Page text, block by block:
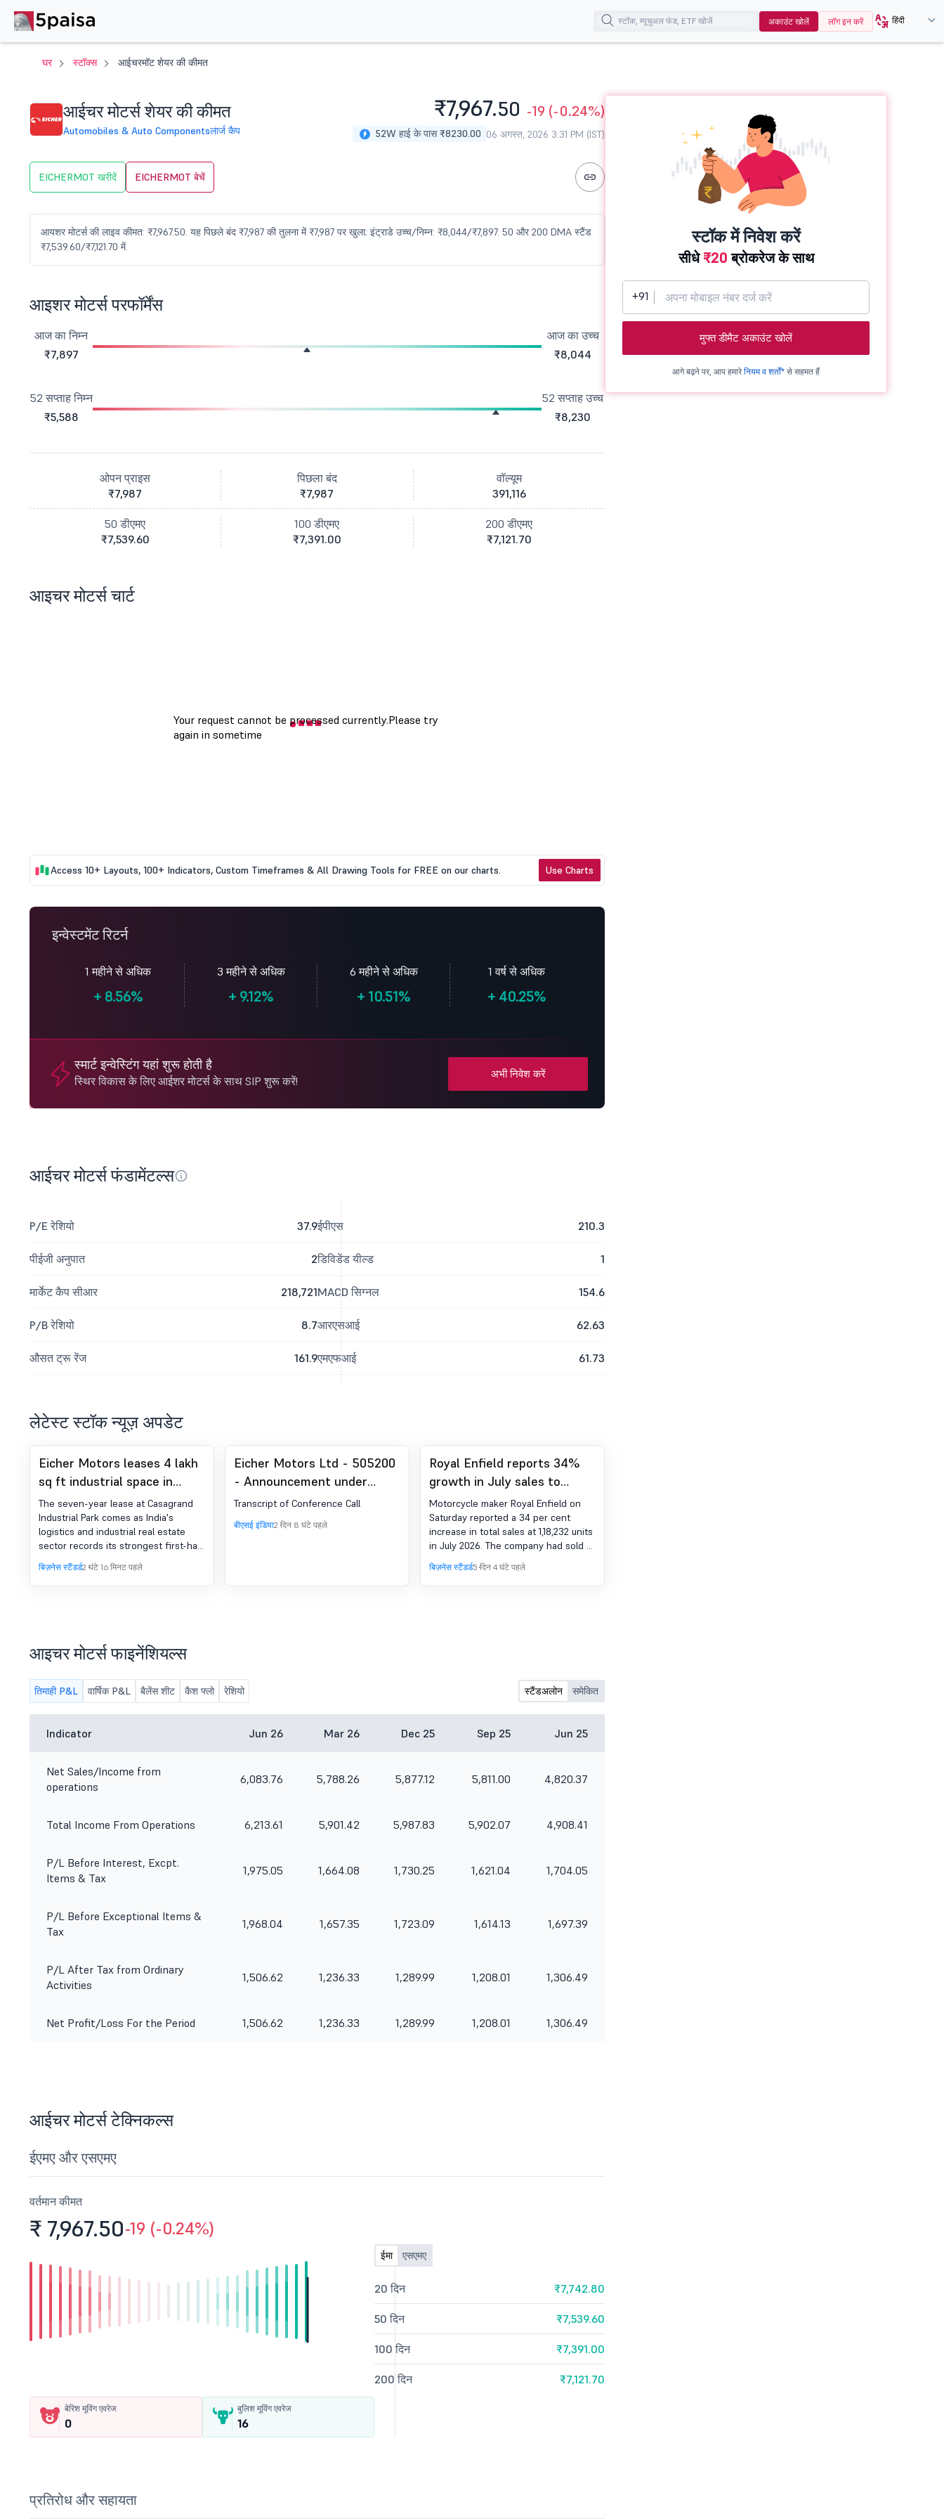
अकाउंट खोलें लॉग इन करें हिंदी
घर स्टॉक्स आईचरमॉट शेयर की कीमत
आईचर मोटर्स शेयर की कीमत
Automobiles & Auto Componentsलार्ज कैप
₹7,967.50 -19 (-0.24%)
52W हाई के पास ₹8230.00 06 अगस्त, 2026 3:31 PM (IST)
EICHERMOT खरीदें EICHERMOT बेचें
आयशर मोटर्स की लाइव कीमत: ₹7,967.50. यह पिछले बंद ₹7,987 की तुलना में ₹7,987 पर खुला; इंट्राडे उच्च/निम्न: ₹8,044/₹7,897. 50 और 200 DMA स्टैंड
₹7,539.60/₹7,121.70 में.
आइशर मोटर्स परफॉर्मेंस
आज का निम्न
₹7,897
आज का उच्च
₹8,044
52 सप्ताह निम्न
₹5,588
52 सप्ताह उच्च
₹8,230
ओपन प्राइस
₹7,987
पिछला बंद
₹7,987
वॉल्यूम
391,116
50 डीएमए
₹7,539.60
100 डीएमए
₹7,391.00
200 डीएमए
₹7,121.70
आइचर मोटर्स चार्ट
Access 10+ Layouts, 100+ Indicators, Custom Timeframes & All Drawing Tools for FREE on our charts. Use Charts
इन्वेस्टमेंट रिटर्न
1 महीने से अधिक
+ 8.56%
3 महीने से अधिक
+ 9.12%
6 महीने से अधिक
+ 10.51%
1 वर्ष से अधिक
+40.25%
स्मार्ट इन्वेस्टिंग यहां शुरू होती है
स्थिर विकास के लिए आईशर मोटर्स के साथ SIP शुरू करें!
अभी निवेश करें
आईचर मोटर्स फंडामेंटल्स
P/E रेशियो 37.9
पीईजी अनुपात 2
मार्केट कैप सीआर 218,721
P/B रेशियो 8.7
औसत ट्रू रेंज 161.9
ईपीएस 210.3
डिविडेंड यील्ड 1
MACD सिग्नल 154.6
आरएसआई 62.63
एमएफआई 61.73
लेटेस्ट स्टॉक न्यूज़ अपडेट
Eicher Motors leases 4 lakh
sq ft industrial space in
Chennai for 74 crore
The seven-year lease at Casagrand
Industrial Park comes as India's
logistics and industrial real estate
sector records its strongest first-half
leasing performance
बिज़नेस स्टैंडर्ड2 घंटे 16 मिनट पहले
Eicher Motors Ltd - 505200
- Announcement under
Regulation 30 (LODR)-
Earnings Call Transcript
Transcript of Conference Call
बीएसई इंडिया2 दिन 8 घंटे पहले
Royal Enfield reports 34%
growth in July sales to
118,232 units
Motorcycle maker Royal Enfield on
Saturday reported a 34 per cent
increase in total sales at 1,18,232 units
in July 2026. The company had sold a
total of 88,045 units in the same
month last year, Royal Enfield said in
a statement. Domestic sales last
बिज़नेस स्टैंडर्ड5 दिन 4 घंटे पहले
आइचर मोटर्स फाइनेंशियल्स
तिमाही P&L वार्षिक P&L बैलेंस शीट कैश फ्लो रेशियो स्टैंडअलोन समेकित
Indicator Jun 26 Mar 26 Dec 25 Sep 25 Jun 25
Net Sales/Income from
operations
6,083.76 5,788.26 5,877.12 5,811.00 4,820.37
Total Income From Operations 6,213.61 5,901.42 5,987.83 5,902.07 4,908.41
P/L Before Interest, Excpt.
Items & Tax
1,975.05 1,664.08 1,730.25 1,621.04 1,704.05
P/L Before Exceptional Items &
Tax
1,968.04 1,657.35 1,723.09 1,614.13 1,697.39
P/L After Tax from Ordinary
Activities
1,506.62 1,236.33 1,289.99 1,208.01 1,306.49
Net Profit/Loss For the Period 1,506.62 1,236.33 1,289.99 1,208.01 1,306.49
आईचर मोटर्स टेक्निकल्स
ईएमए और एसएमए
वर्तमान कीमत
₹ 7,967.50-19 (-0.24%)
बेरिश मूविंग एवरेज
0
बुलिश मूविंग एवरेज
16
ईमा एसएमए
20 दिन ₹7,742.80
50 दिन ₹7,539.60
100 दिन ₹7,391.00
200 दिन ₹7,121.70
प्रतिरोध और सहायता
स्टॉक में निवेश करें
सीधे₹20ब्रोकरेज के साथ
+91
मुफ्त डीमैट अकाउंट खोलें
आगे बढ़ने पर, आप हमारेनियम व शर्तों* से सहमत हैं